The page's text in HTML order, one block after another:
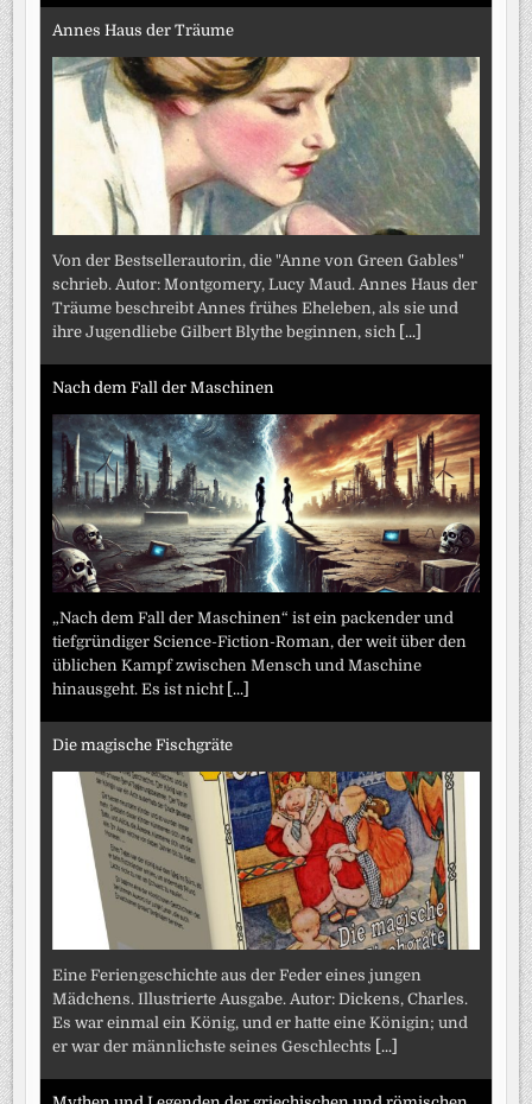
Annes Haus der Träume
Von der Bestsellerautorin, die "Anne von Green Gables"
schrieb. Autor: Montgomery, Lucy Maud. Annes Haus der
Träume beschreibt Annes frühes Eheleben, als sie und
ihre Jugendliebe Gilbert Blythe beginnen, sich [...]
Nach dem Fall der Maschinen
„Nach dem Fall der Maschinen“ ist ein packender und
tiefgründiger Science-Fiction-Roman, der weit über den
üblichen Kampf zwischen Mensch und Maschine
hinausgeht. Es ist nicht [...]
Die magische Fischgräte
Eine Feriengeschichte aus der Feder eines jungen
Mädchens. Illustrierte Ausgabe. Autor: Dickens, Charles.
Es war einmal ein König, und er hatte eine Königin; und
er war der männlichste seines Geschlechts [...]